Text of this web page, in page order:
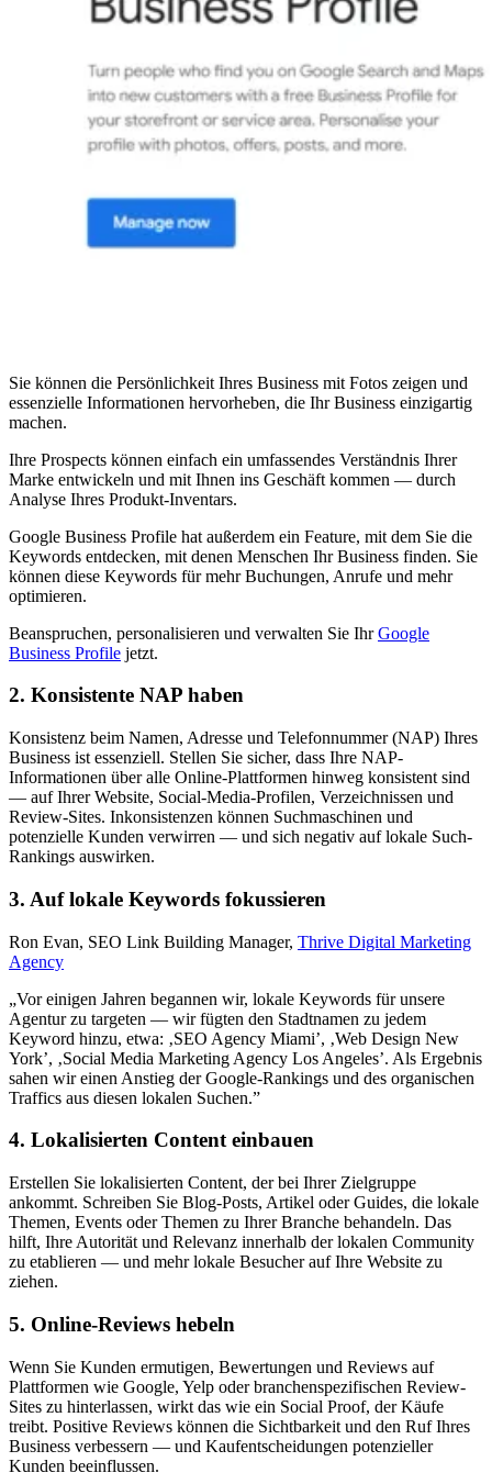
Sie können die Persönlichkeit Ihres Business mit Fotos zeigen und
essenzielle Informationen hervorheben, die Ihr Business einzigartig
machen.
Ihre Prospects können einfach ein umfassendes Verständnis Ihrer
Marke entwickeln und mit Ihnen ins Geschäft kommen — durch
Analyse Ihres Produkt-Inventars.
Google Business Profile hat außerdem ein Feature, mit dem Sie die
Keywords entdecken, mit denen Menschen Ihr Business finden. Sie
können diese Keywords für mehr Buchungen, Anrufe und mehr
optimieren.
Beanspruchen, personalisieren und verwalten Sie IhrGoogle
Business Profile jetzt.
2. Konsistente NAP haben
Konsistenz beim Namen, Adresse und Telefonnummer (NAP) Ihres
Business ist essenziell. Stellen Sie sicher, dass Ihre NAP-
Informationen über alle Online-Plattformen hinweg konsistent sind
— auf Ihrer Website, Social-Media-Profilen, Verzeichnissen und
Review-Sites. Inkonsistenzen können Suchmaschinen und
potenzielle Kunden verwirren — und sich negativ auf lokale Such-
Rankings auswirken.
3. Auf lokale Keywords fokussieren
Ron Evan, SEO Link Building Manager, Thrive Digital Marketing
Agency
„Vor einigen Jahren begannen wir, lokale Keywords für unsere
Agentur zu targeten — wir fügten den Stadtnamen zu jedem
Keyword hinzu, etwa: ‚SEO Agency Miami’, ‚Web Design New
York’, ‚Social Media Marketing Agency Los Angeles’. Als Ergebnis
sahen wir einen Anstieg der Google-Rankings und des organischen
Traffics aus diesen lokalen Suchen.”
4. Lokalisierten Content einbauen
Erstellen Sie lokalisierten Content, der bei Ihrer Zielgruppe
ankommt. Schreiben Sie Blog-Posts, Artikel oder Guides, die lokale
Themen, Events oder Themen zu Ihrer Branche behandeln. Das
hilft, Ihre Autorität und Relevanz innerhalb der lokalen Community
zu etablieren — und mehr lokale Besucher auf Ihre Website zu
ziehen.
5. Online-Reviews hebeln
Wenn Sie Kunden ermutigen, Bewertungen und Reviews auf
Plattformen wie Google, Yelp oder branchenspezifischen Review-
Sites zu hinterlassen, wirkt das wie ein Social Proof, der Käufe
treibt. Positive Reviews können die Sichtbarkeit und den Ruf Ihres
Business verbessern — und Kaufentscheidungen potenzieller
Kunden beeinflussen.